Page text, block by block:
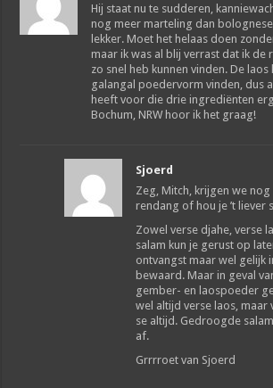
Hij staat nu te sudderen,
nog meer marteling dan
lekker. Moet het helaas doen
maar ik was al blij verrast dat ik de
zo snel heb kunnen vinden. De laos
galangal poedervorm vinden, dus
heeft voor die drie ingrediënten
Bochum, NRW hoor ik het graag!
Sjoerd
Zeg, Mitch, krijgen we
rendang of hou je ’t liever
Zowel verse djahe, verse
salam kun je gerust op
ontvangst maar wel gelijk
bewaard. Maar in geval
gember- en laospoeder
wel altijd verse laos, maar
se altijd. Gedroogde
af.
Grrrroet van Sjoerd